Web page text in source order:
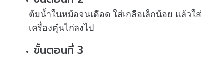
ต้มน้ำในหม้อจนเดือด ใส่เกลือเล็กน้อย แล้วใส่
เครื่องตุ๋นไก่ลงไป
ขั้นตอนที่ 3